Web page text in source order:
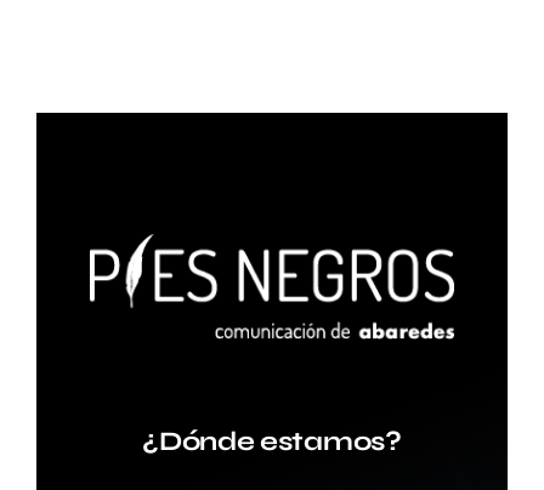
¿Dónde estamos?